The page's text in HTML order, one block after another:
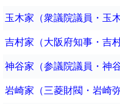
玉木家（衆議院議員・玉
吉村家（大阪府知事・吉
神谷家（参議院議員・神
岩崎家（三菱財閥・岩崎